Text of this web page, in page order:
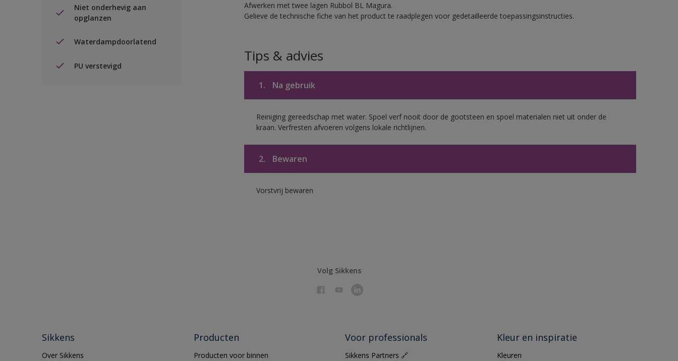
Niet onderhevig aan
opglanzen
Waterdampdoorlatend
PU verstevigd
Afwerken met twee lagen Rubbol BL Magura.
Gelieve de technische fiche van het product te raadplegen voor gedetailleerde toepassingsinstructies.
Tips & advies
1. Na gebruik
Reiniging gereedschap met water. Spoel verf nooit door de gootsteen en spoel materialen niet uit onder de
kraan. Verfresten afvoeren volgens lokale richtlijnen.
2. Bewaren
Vorstvrij bewaren
Volg Sikkens
Sikkens
Over Sikkens
Producten
Producten voor binnen
Voor professionals
Sikkens Partners 🔗
Kleur en inspiratie
Kleuren